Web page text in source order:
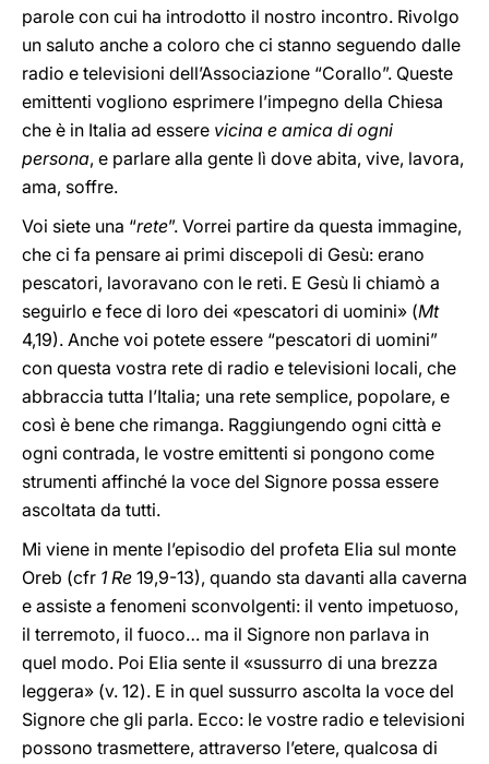
parole con cui ha introdotto il nostro incontro. Rivolgo
un saluto anche a coloro che ci stanno seguendo dalle
radio e televisioni dell’Associazione “Corallo”. Queste
emittenti vogliono esprimere l’impegno della Chiesa
che è in Italia ad essere vicina e amica di ogni
persona, e parlare alla gente lì dove abita, vive, lavora,
ama, soffre.
Voi siete una “rete”. Vorrei partire da questa immagine,
che ci fa pensare ai primi discepoli di Gesù: erano
pescatori, lavoravano con le reti. E Gesù li chiamò a
seguirlo e fece di loro dei «pescatori di uomini» (Mt
4,19). Anche voi potete essere “pescatori di uomini”
con questa vostra rete di radio e televisioni locali, che
abbraccia tutta l’Italia; una rete semplice, popolare, e
così è bene che rimanga. Raggiungendo ogni città e
ogni contrada, le vostre emittenti si pongono come
strumenti affinché la voce del Signore possa essere
ascoltata da tutti.
Mi viene in mente l’episodio del profeta Elia sul monte
Oreb (cfr 1 Re 19,9-13), quando sta davanti alla caverna
e assiste a fenomeni sconvolgenti: il vento impetuoso,
il terremoto, il fuoco… ma il Signore non parlava in
quel modo. Poi Elia sente il «sussurro di una brezza
leggera» (v. 12). E in quel sussurro ascolta la voce del
Signore che gli parla. Ecco: le vostre radio e televisioni
possono trasmettere, attraverso l’etere, qualcosa di